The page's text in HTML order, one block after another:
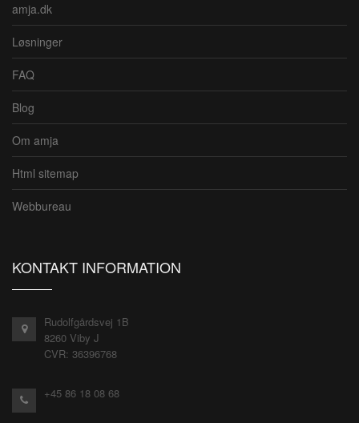
amja.dk
Løsninger
FAQ
Blog
Om amja
Html sitemap
Webbureau
KONTAKT INFORMATION
Rudolfgårdsvej 1B
8260 Viby J
CVR: 36396768
+45 86 18 08 68